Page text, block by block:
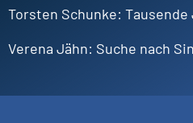
Torsten Schunke
Verena Jähn Suche nach